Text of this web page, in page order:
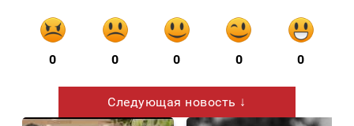
0 0 0 0 0
Следующая новость ↓